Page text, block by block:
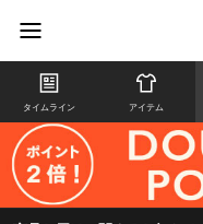
タイムライン アイテム